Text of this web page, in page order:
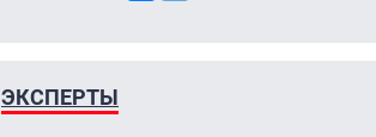
ЭКСПЕРТЫ